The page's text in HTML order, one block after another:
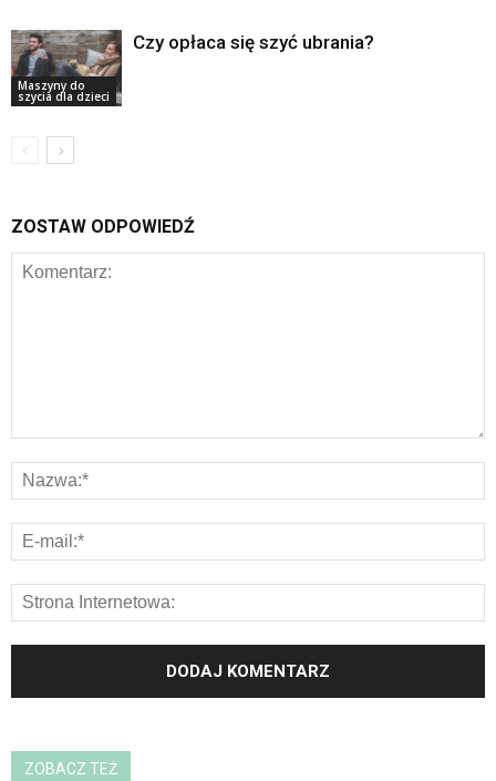
Maszyny do
szycia dla dzieci
Czy opłaca się szyć ubrania?
ZOSTAW ODPOWIEDŹ
ZOBACZ TEŻ